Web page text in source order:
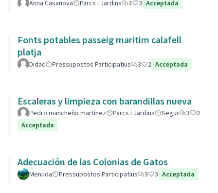
Anna Casanova Parcs i Jardins 3 3 Acceptada
Fonts potables passeig maritim calafell
platja
Didac Pressupostos Participatius 3 2 Acceptada
Escaleras y limpieza con barandillas nueva
Pedro mancheño martinez Parcs i Jardins Segur 3
0
Acceptada
Adecuación de las Colonias de Gatos
Menuda Pressupostos Participatius 3 3 Acceptada